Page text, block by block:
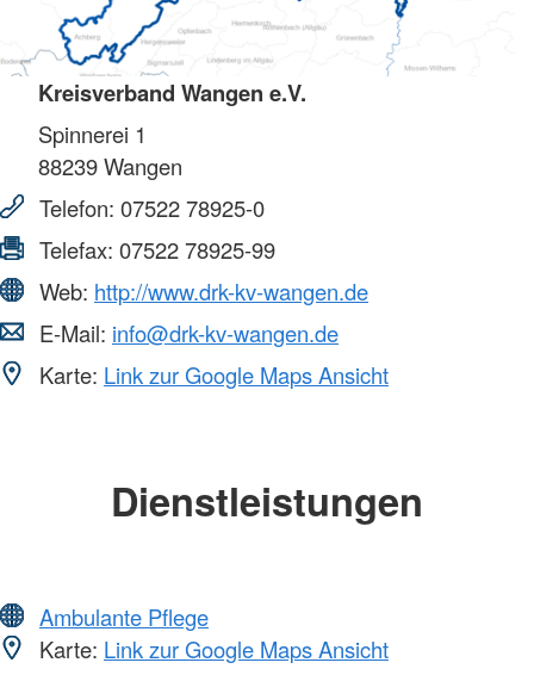
Kreisverband Wangen e.V.
Spinnerei 1
88239Wangen
Telefon: 07522 78925-0
Telefax: 07522 78925-99
Web: http://www.drk-kv-wangen.de
E-Mail: info@drk-kv-wangen.de
Karte: Link zur Google Maps Ansicht
Dienstleistungen
Ambulante Pflege
Karte: Link zur Google Maps Ansicht